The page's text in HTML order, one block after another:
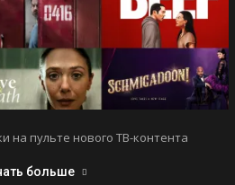
на пульте нового ТВ-контента
больше